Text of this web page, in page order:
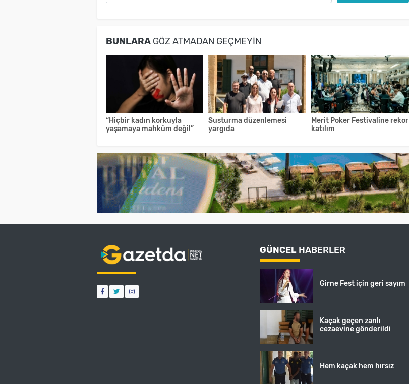
BUNLARAGÖZ ATMADAN GEÇMEYIN
“Hiçbir kadın korkuyla
yaşamaya mahkûm değil”
Susturma düzenlemesi
yargıda
Merit Poker Festivaline rekor
katılım
GÜNCEL HABERLER
Girne Fest için geri sayım
Kaçak geçen zanlı
cezaevine gönderildi
Hem kaçak hem hırsız